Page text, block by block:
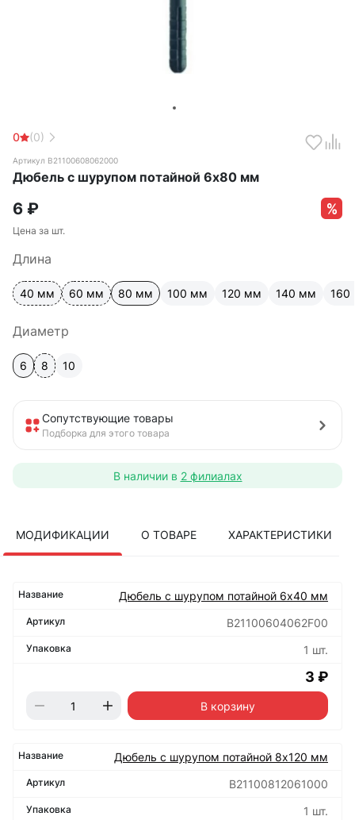
0 (0)
Артикул B21100608062000
Дюбель с шурупом потайной 6х80 мм
6 ₽
Цена за шт.
Длина
40 мм 60 мм 80 мм 100 мм 120 мм 140 мм 160
Диаметр
6 8 10
Сопутствующие товары
Подборка для этого товара
В наличии в 2 филиалах
МОДИФИКАЦИИ О ТОВАРЕ ХАРАКТЕРИСТИКИ
Дюбель с шурупом потайной 6х40 мм
B21100604062F00
1 шт.
3 ₽
В корзину
Дюбель с шурупом потайной 8х120 мм
B21100812061000
1 шт.